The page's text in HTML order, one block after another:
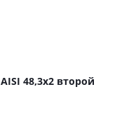
48,3х2 второй